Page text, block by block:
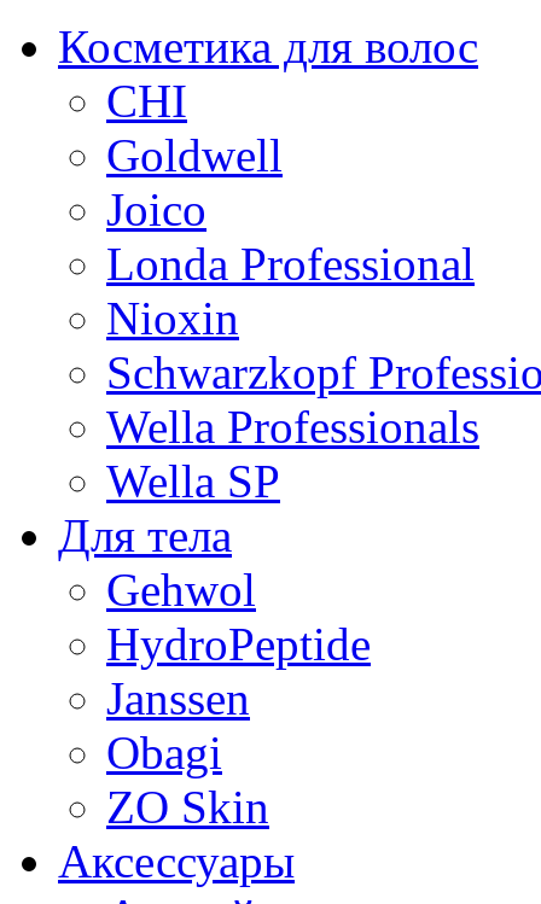
Косметика для волос
CHI
Goldwell
Joico
Londa Professional
Nioxin
Schwarzkopf
Wella Professionals
Wella SP
Для тела
Gehwol
HydroPeptide
Janssen
Obagi
ZO Skin
Aксессуары